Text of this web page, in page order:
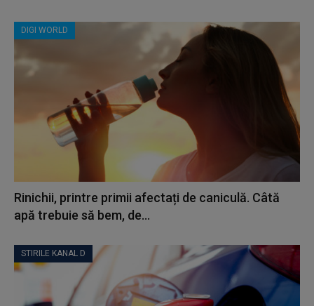
DIGI WORLD
Rinichii, printre primii afectați de caniculă. Câtă
apă trebuie să bem, de...
STIRILE KANAL D